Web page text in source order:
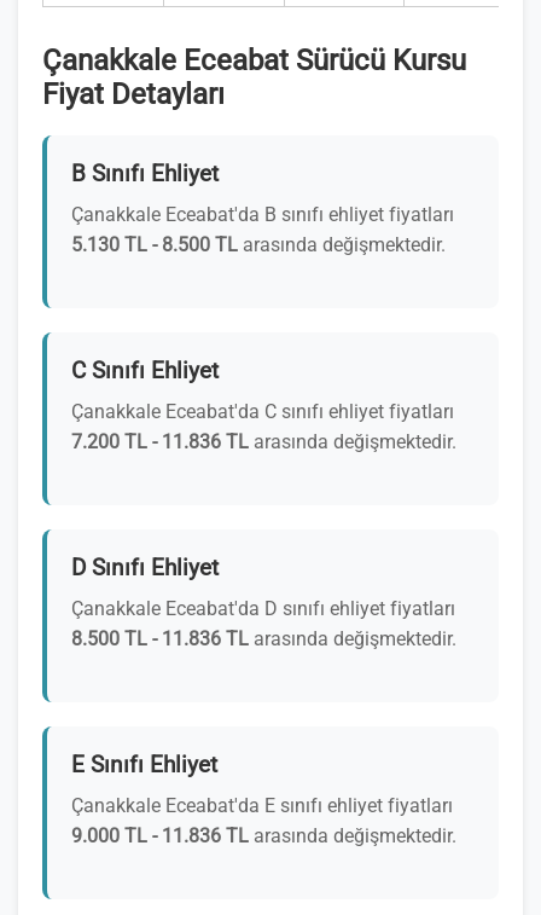
Çanakkale Eceabat Sürücü Kursu
Fiyat Detayları
B Sınıfı Ehliyet
Çanakkale Eceabat'da B sınıfı ehliyet fiyatları
5.130 TL - 8.500 TL arasında değişmektedir.
C Sınıfı Ehliyet
Çanakkale Eceabat'da C sınıfı ehliyet fiyatları
7.200 TL - 11.836 TL arasında değişmektedir.
D Sınıfı Ehliyet
Çanakkale Eceabat'da D sınıfı ehliyet fiyatları
8.500 TL - 11.836 TL arasında değişmektedir.
E Sınıfı Ehliyet
Çanakkale Eceabat'da E sınıfı ehliyet fiyatları
9.000 TL - 11.836 TL arasında değişmektedir.